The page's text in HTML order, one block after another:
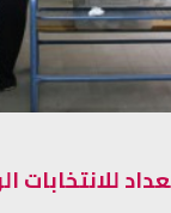
للانتخابات